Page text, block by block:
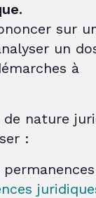
sur
un
à
nature
: